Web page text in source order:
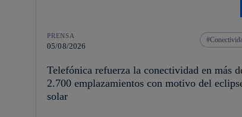
PRENSA
05/08/2026
Telefónica refuerza la conectividad en más
2.700 emplazamientos con motivo del
solar